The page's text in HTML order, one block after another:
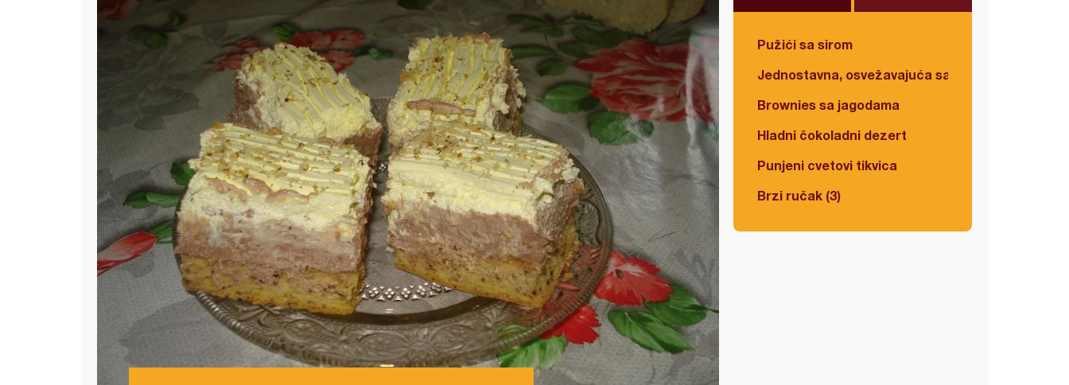
Pužići sa sirom
Jednostavna, osvežavajuća salata
Brownies sa jagodama
Hladni čokoladni dezert
Punjeni cvetovi tikvica
Brzi ručak (3)